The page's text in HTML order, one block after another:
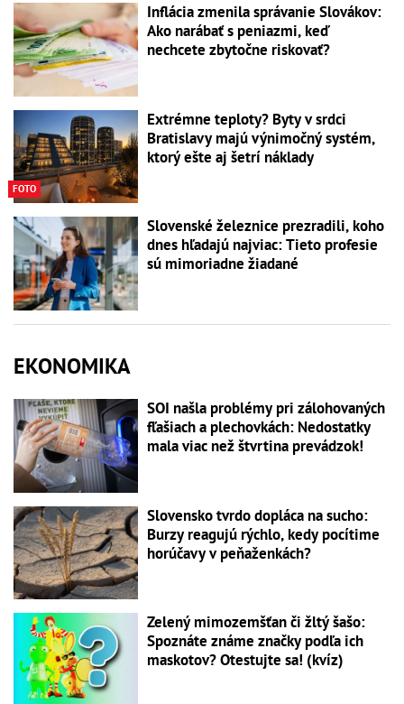
Inflácia zmenila správanie Slovákov:
Ako narábať s peniazmi, keď
nechcete zbytočne riskovať?
FOTO
Extrémne teploty? Byty v srdci
Bratislavy majú výnimočný systém,
ktorý ešte aj šetrí náklady
Slovenské železnice prezradili, koho
dnes hľadajú najviac: Tieto profesie
sú mimoriadne žiadané
EKONOMIKA
SOI našla problémy pri zálohovaných
fľašiach a plechovkách: Nedostatky
mala viac než štvrtina prevádzok!
Slovensko tvrdo dopláca na sucho:
Burzy reagujú rýchlo, kedy pocítime
horúčavy v peňaženkách?
Zelený mimozemšťan či žltý šašo:
Spoznáte známe značky podľa ich
maskotov? Otestujte sa! (kvíz)